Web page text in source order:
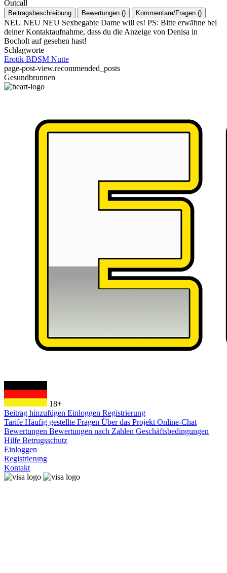
Outcall
Beitragsbeschreibung Bewertungen () Kommentare/Fragen ()
NEU NEU NEU Sexbegabte Dame will es! PS: Bitte erwähne bei
deiner Kontaktaufnahme, dass du die Anzeige von Denisa in
Bocholt auf gesehen hast!
Schlagworte
Erotik BDSM Nutte
page-post-view.recommended_posts
Gesundbrunnen
18+
Beitrag hinzufügen Einloggen Registrierung
Tarife Häufig gestellte Fragen Über das Projekt Online-Chat
Bewertungen Bewertungen nach Zahlen Geschäftsbedingungen
Hilfe Betrugsschutz
Einloggen
Registrierung
Kontakt